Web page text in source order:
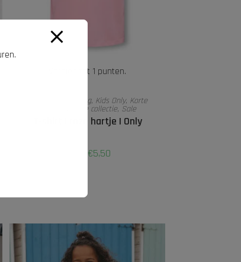
Verdien tot 1 punten.
OPTIES SELECTEREN
Alle meisjeskleding, Kids Only, Korte
Nieuwe collectie, Sale
T-shirt | roze hartje | Only
€5,50